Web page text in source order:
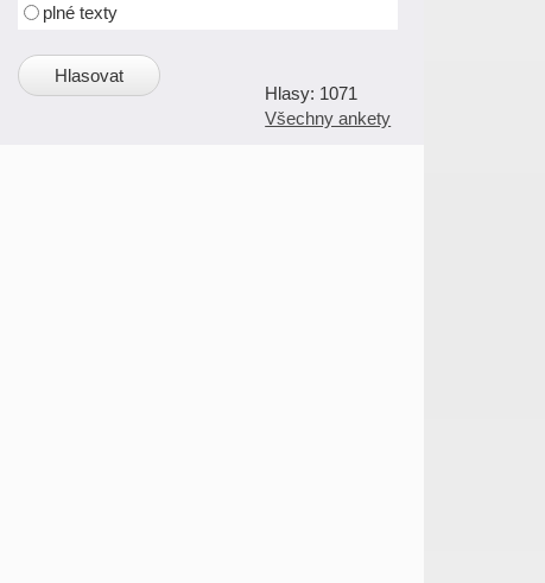
plné texty
1071
Všechny ankety